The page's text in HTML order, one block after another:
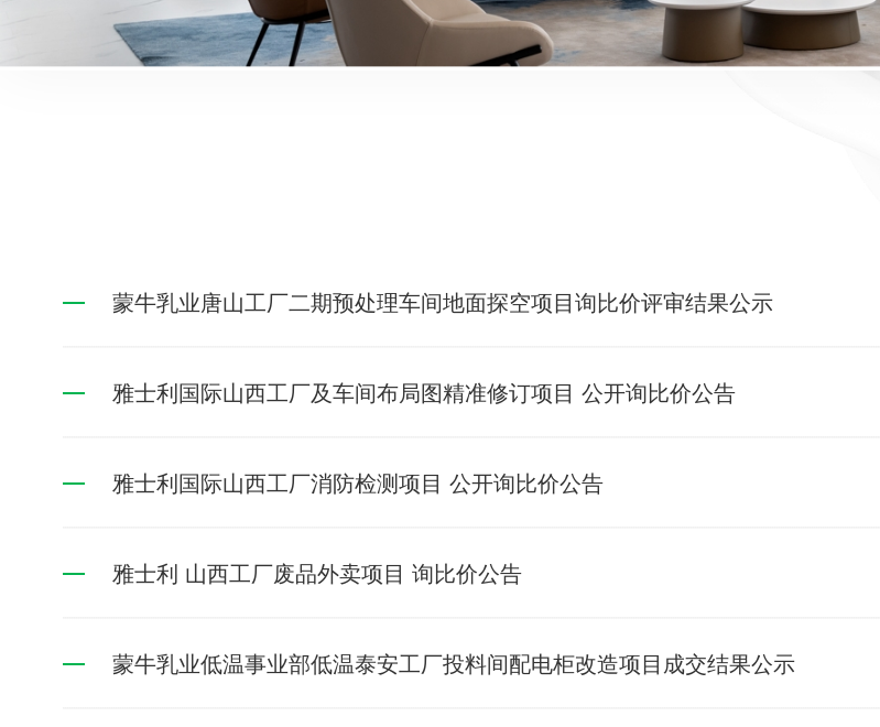
蒙牛乳业唐山工厂二期预处理车间地面探空项目询比价评审结果公示
雅士利国际山西工厂及车间布局图精准修订项目 公开询比价公告
雅士利国际山西工厂消防检测项目 公开询比价公告
雅士利 山西工厂废品外卖项目 询比价公告
蒙牛乳业低温事业部低温泰安工厂投料间配电柜改造项目成交结果公示